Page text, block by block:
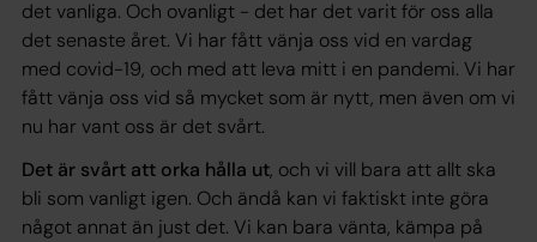
det vanliga. Och ovanligt - det har det varit för oss alla
det senaste året. Vi har fått vänja oss vid en vardag
med covid-19, och med att leva mitt i en pandemi. Vi har
fått vänja oss vid så mycket som är nytt, men även om vi
nu har vant oss är det svårt.
Det är svårt att orka hålla ut, och vi vill bara att allt ska
bli som vanligt igen. Och ändå kan vi faktiskt inte göra
något annat än just det. Vi kan bara vänta, kämpa på